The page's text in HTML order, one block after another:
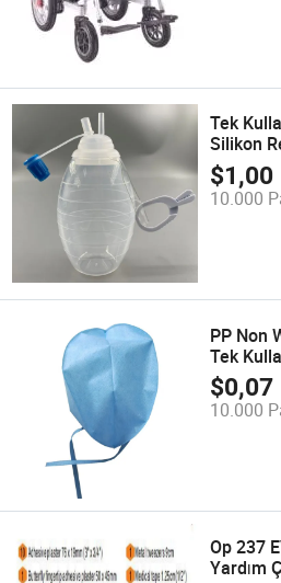
Tek
Silikon
$1,00
10.000
PP Non
Tek
Cerrahi
$0,07
10.000
Op 237
Yardım